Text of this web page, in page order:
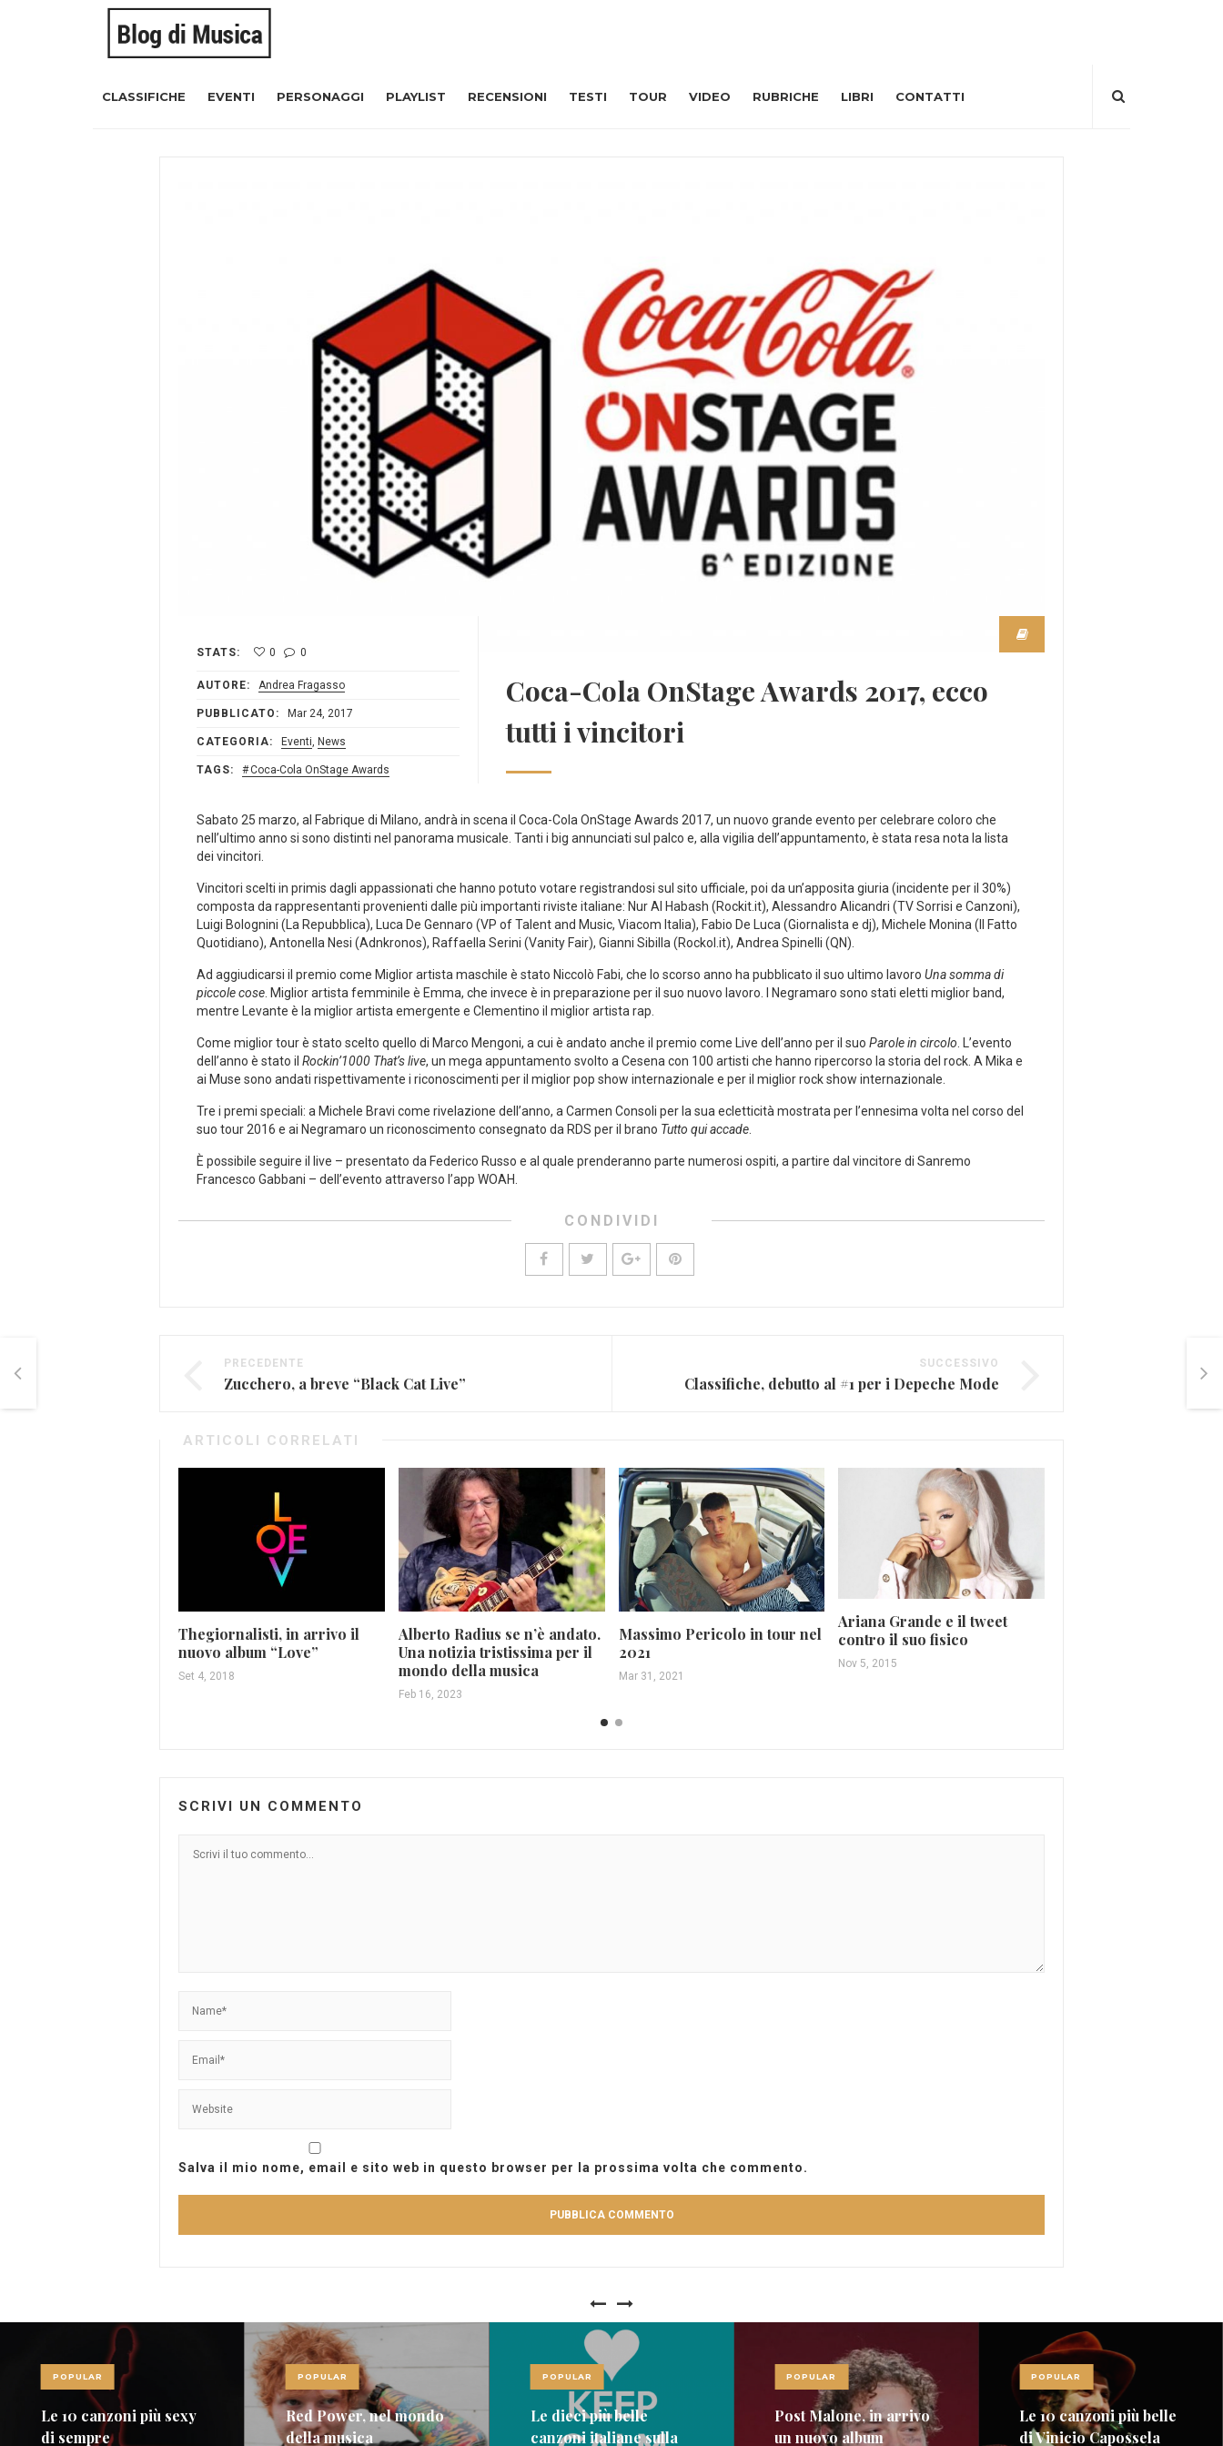
CLASSIFICHE EVENTI PERSONAGGI PLAYLIST RECENSIONI TESTI TOUR VIDEO RUBRICHE LIBRI CONTATTI
STATS: 0 0
AUTORE: Andrea Fragasso
PUBBLICATO: Mar 24, 2017
CATEGORIA: Eventi News
TAGS: Coca-Cola OnStage Awards
Coca-Cola OnStage Awards 2017, ecco
tutti i vincitori
Sabato 25 marzo, al Fabrique di Milano, andrà in scena il Coca-Cola OnStage Awards 2017, un nuovo grande evento per celebrare coloro che
nell’ultimo anno si sono distinti nel panorama musicale. Tanti i big annunciati sul palco e, alla vigilia dell’appuntamento, è stata resa nota la lista
dei vincitori.
Vincitori scelti in primis dagli appassionati che hanno potuto votare registrandosi sul sito ufficiale, poi da un’apposita giuria (incidente per il 30%)
composta da rappresentanti provenienti dalle più importanti riviste italiane: Nur Al Habash (Rockit.it), Alessandro Alicandri (TV Sorrisi e Canzoni),
Luigi Bolognini (La Repubblica), Luca De Gennaro (VP of Talent and Music, Viacom Italia), Fabio De Luca (Giornalista e dj), Michele Monina (Il Fatto
Quotidiano), Antonella Nesi (Adnkronos), Raffaella Serini (Vanity Fair), Gianni Sibilla (Rockol.it), Andrea Spinelli (QN).
Ad aggiudicarsi il premio come Miglior artista maschile è stato Niccolò Fabi, che lo scorso anno ha pubblicato il suo ultimo lavoro Una somma di
piccole cose . Miglior artista femminile è Emma, che invece è in preparazione per il suo nuovo lavoro. I Negramaro sono stati eletti miglior band,
mentre Levante è la miglior artista emergente e Clementino il miglior artista rap.
Come miglior tour è stato scelto quello di Marco Mengoni, a cui è andato anche il premio come Live dell’anno per il suo Parole in circolo . L’evento
dell’anno è stato il Rockin’1000 That’s live, un mega appuntamento svolto a Cesena con 100 artisti che hanno ripercorso la storia del rock. A Mika e
ai Muse sono andati rispettivamente i riconoscimenti per il miglior pop show internazionale e per il miglior rock show internazionale.
Tre i premi speciali: a Michele Bravi come rivelazione dell’anno, a Carmen Consoli per la sua ecletticità mostrata per l’ennesima volta nel corso del
suo tour 2016 e ai Negramaro un riconoscimento consegnato da RDS per il brano Tutto qui accade
È possibile seguire il live – presentato da Federico Russo e al quale prenderanno parte numerosi ospiti, a partire dal vincitore di Sanremo
Francesco Gabbani – dell’evento attraverso l’app WOAH.
CONDIVIDI
PRECEDENTE
Zucchero, a breve “Black Cat Live”
SUCCESSIVO
Classifiche, debutto al #1 per i Depeche Mode
ARTICOLI CORRELATI
Thegiornalisti, in arrivo il
nuovo album “Love”
Set 4, 2018
Alberto Radius se n’è andato.
Una notizia tristissima per il
mondo della musica
Feb 16, 2023
Massimo Pericolo in tour nel
2021
Mar 31, 2021
Ariana Grande e il tweet
contro il suo fisico
Nov 5, 2015
SCRIVI UN COMMENTO
Salva il mio nome, email e sito web in questo browser per la prossima volta che commento.
POPULAR
Le 10 canzoni più sexy
di sempre
POPULAR
Red Power, nel mondo
della musica
POPULAR
Le dieci più belle
canzoni italiane sulla
POPULAR
Post Malone, in arrivo
un nuovo album
POPULAR
Le 10 canzoni più belle
di Vinicio Capossela